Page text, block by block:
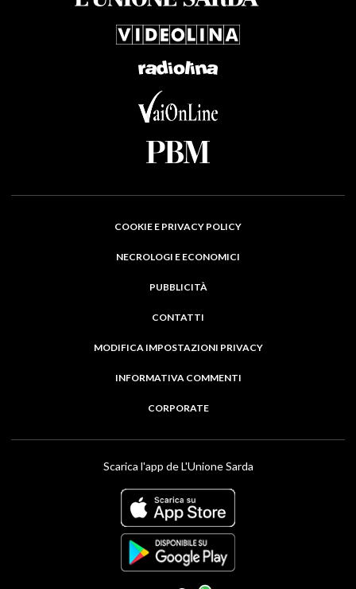
COOKIE E PRIVACY POLICY
NECROLOGI E ECONOMICI
PUBBLICITÀ
CONTATTI
MODIFICA IMPOSTAZIONI PRIVACY
INFORMATIVA COMMENTI
CORPORATE
Scarica l'app de L'Unione Sarda